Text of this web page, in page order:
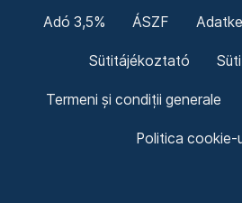
Adó 3,5% ÁSZF
Sütitájékoztató
Termeni și condiții generale
Politica cookie-